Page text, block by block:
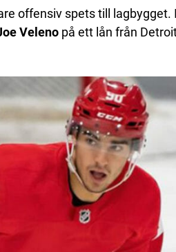
offensiv spets till lagbygget.
Veleno på ett lån från